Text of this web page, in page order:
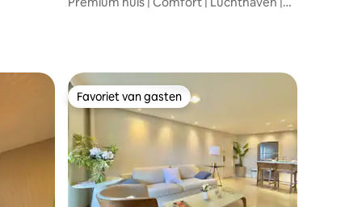
Favoriet van gasten
Favoriet van gasten